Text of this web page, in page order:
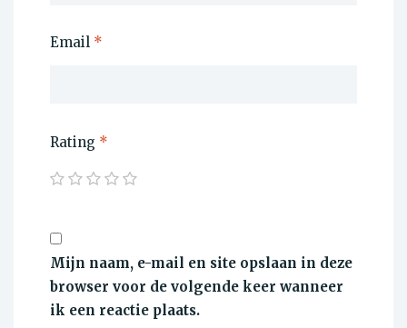
Email *
Rating *
Mijn naam, e-mail en site opslaan in deze
browser voor de volgende keer wanneer
ik een reactie plaats.